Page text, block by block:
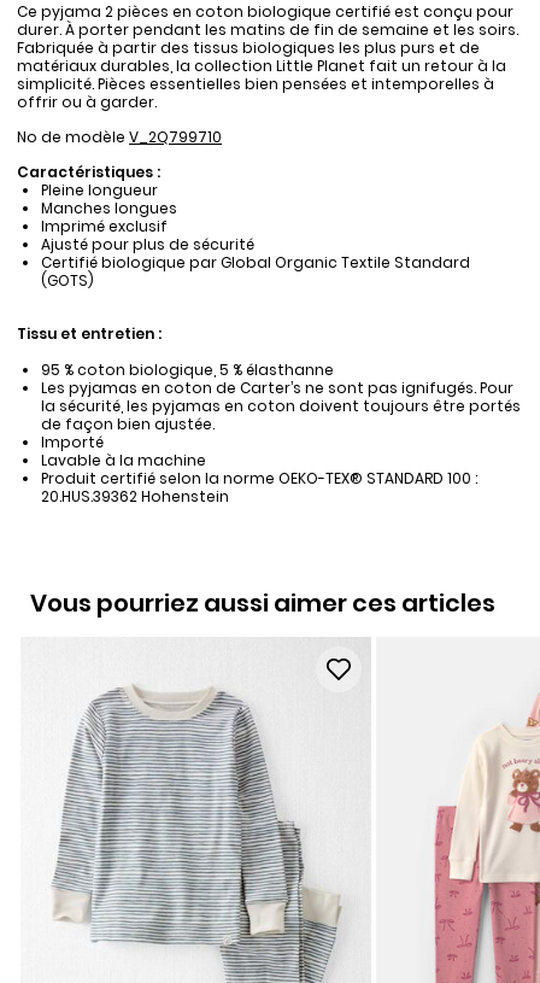
Ce pyjama 2 pièces en coton biologique certifié est conçu pour
durer. À porter pendant les matins de fin de semaine et les soirs.
Fabriquée à partir des tissus biologiques les plus purs et de
matériaux durables, la collection Little Planet fait un retour à la
simplicité. Pièces essentielles bien pensées et intemporelles à
offrir ou à garder.
No de modèle V_2Q799710
Caractéristiques :
Pleine longueur
Manches longues
Imprimé exclusif
Ajusté pour plus de sécurité
Certifié biologique par Global Organic Textile Standard
(GOTS)
Tissu et entretien :
95 % coton biologique, 5 % élasthanne
Les pyjamas en coton de Carter’s ne sont pas ignifugés. Pour
la sécurité, les pyjamas en coton doivent toujours être portés
de façon bien ajustée.
Importé
Lavable à la machine
Produit certifié selon la norme OEKO-TEX® STANDARD 100 :
20.HUS.39362 Hohenstein
Vous pourriez aussi aimer ces articles